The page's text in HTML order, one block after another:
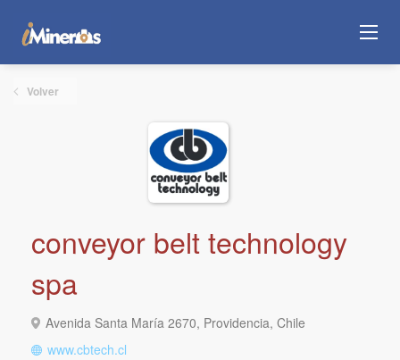
Volver
conveyor belt technology
spa
Avenida Santa María 2670, Providencia, Chile
www.cbtech.cl